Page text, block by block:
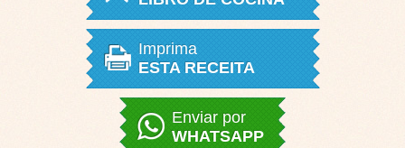
Imprima
ESTA RECEITA
Enviar por
WHATSAPP